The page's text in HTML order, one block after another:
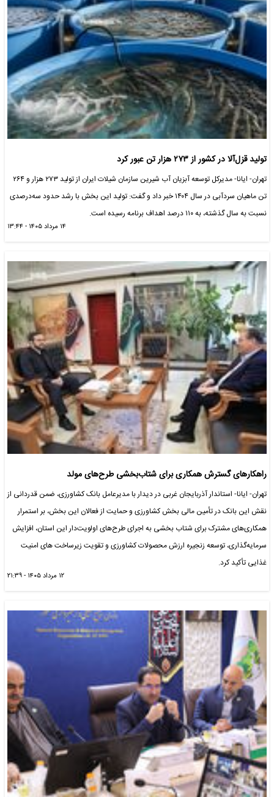
تولید قزل‌آلا در کشور از ۲۷۳ هزار تن عبور کرد
تهران- ایانا- مدیرکل توسعه آبزیان آب شیرین سازمان شیلات ایران از تولید ۲۷۳ هزار و ۲۶۴
تن ماهیان سردآبی در سال ۱۴۰۴ خبر داد و گفت: تولید این بخش با رشد حدود سه‌درصدی
نسبت به سال گذشته، به ۱۱۰ درصد اهداف برنامه رسیده است.
۱۴ مرداد ۱۴۰۵ - ۱۳:۴۴
راهکارهای گسترش همکاری برای شتاب‌بخشی طرح‌های مولد
تهران- ایانا- استاندار آذربایجان غربی در دیدار با مدیرعامل بانک کشاورزی، ضمن قدردانی از
نقش این بانک در تأمین مالی بخش کشاورزی و حمایت از فعالان این بخش، بر استمرار
همکاری‌های مشترک برای شتاب بخشی به اجرای طرح‌های اولویت‌دار این استان، افزایش
سرمایه‌گذاری، توسعه زنجیره ارزش محصولات کشاورزی و تقویت زیرساخت های امنیت
غذایی تأکید کرد.
۱۲ مرداد ۱۴۰۵ - ۲۱:۳۹